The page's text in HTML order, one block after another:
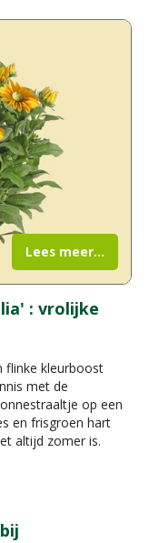
: vrolijke
flinke kleurboost
met de
op een
en frisgroen hart
altijd zomer is.
Lees meer...